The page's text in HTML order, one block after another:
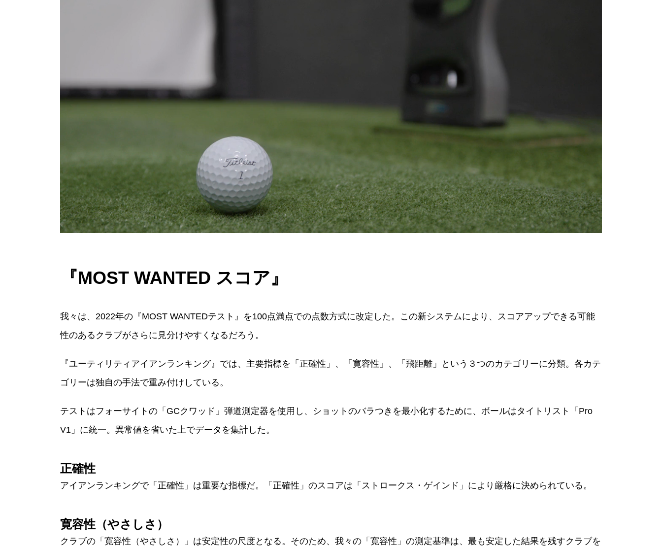
『MOST WANTED スコア』
我々は、2022年の『MOST WANTEDテスト』を100点満点での点数方式に改定した。この新システムにより、スコアアップできる可能
性のあるクラブがさらに見分けやすくなるだろう。
『ユーティリティアイアンランキング』では、主要指標を「正確性」、「寛容性」、「飛距離」という３つのカテゴリーに分類。各カテ
ゴリーは独自の手法で重み付けしている。
テストはフォーサイトの「GCクワッド」弾道測定器を使用し、ショットのバラつきを最小化するために、ボールはタイトリスト「Pro
V1」に統一。異常値を省いた上でデータを集計した。
正確性
アイアンランキングで「正確性」は重要な指標だ。「正確性」のスコアは「ストロークス・ゲインド」により厳格に決められている。
寛容性（やさしさ）
クラブの「寛容性（やさしさ）」は安定性の尺度となる。そのため、我々の「寛容性」の測定基準は、最も安定した結果を残すクラブを